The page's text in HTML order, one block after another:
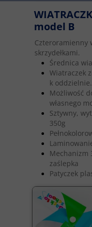
Czteroramienny
skrzydełkami.
Średnica
Wiatraczek
k oddzielnie.
Możliwość
własnego
Sztywny,
350g
Mechanizm
zaślepka
Patyczek
model B